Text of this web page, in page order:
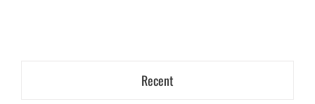
Recent